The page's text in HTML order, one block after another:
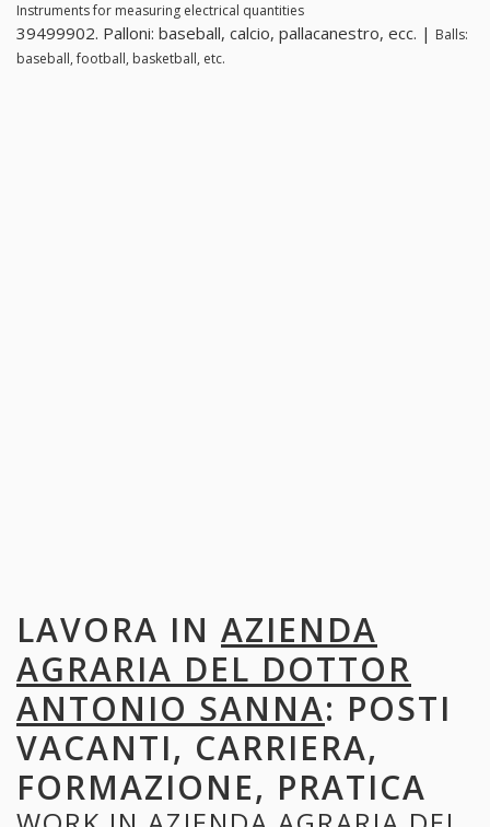
Instruments for measuring electrical quantities
39499902. Palloni: baseball, calcio, pallacanestro, ecc. | Balls:
baseball, football, basketball, etc.
LAVORA IN AZIENDA
AGRARIA DEL DOTTOR
ANTONIO SANNA: POSTI
VACANTI, CARRIERA,
FORMAZIONE, PRATICA